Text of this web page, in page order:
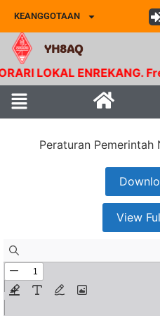
KEANGGOTAAN
YH8AQ
LOKAL
Peraturan Pemerintah
View